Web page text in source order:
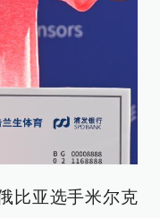
比亚选手米尔克